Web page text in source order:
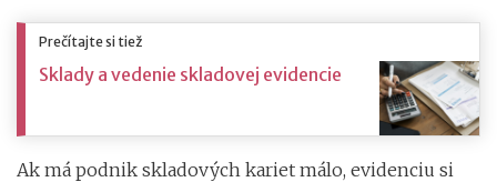
Prečítajte si tiež
Sklady a vedenie skladovej evidencie
Ak má podnik skladových kariet málo, evidenciu si